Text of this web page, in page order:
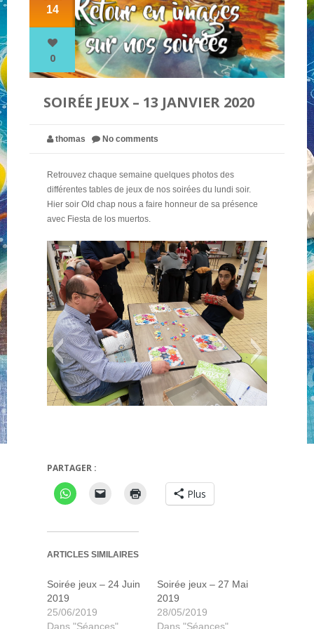
NOS PARTENAIRES
14
0
SOIRÉE JEUX – 13 JANVIER 2020
thomas No comments
Retrouvez chaque semaine quelques photos des
différentes tables de jeux de nos soirées du lundi soir.
Hier soir Old chap nous a faire honneur de sa présence
avec Fiesta de los muertos.
PARTAGER :
Plus
ARTICLES SIMILAIRES
Soirée jeux – 24 Juin
2019
25/06/2019
Dans "Séances"
Soirée jeux – 27 Mai
2019
28/05/2019
Dans "Séances"